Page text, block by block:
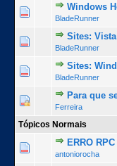
Windows
BladeRunner
13
Sites:
BladeRunner
11
Sites:
BladeRunner
7
Para que
Ferreira
3
Tópicos Normais
ERRO
antoniorocha
0 Voto(s)